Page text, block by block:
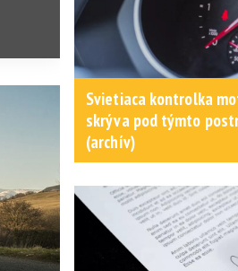
Svietiaca kontrolka
skrýva pod týmto
(archív)